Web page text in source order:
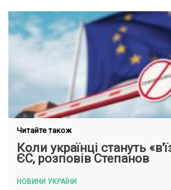
Читайте також
Коли українці стануть
ЄС, розповів Степанов
НОВИНИ УКРАЇНИ